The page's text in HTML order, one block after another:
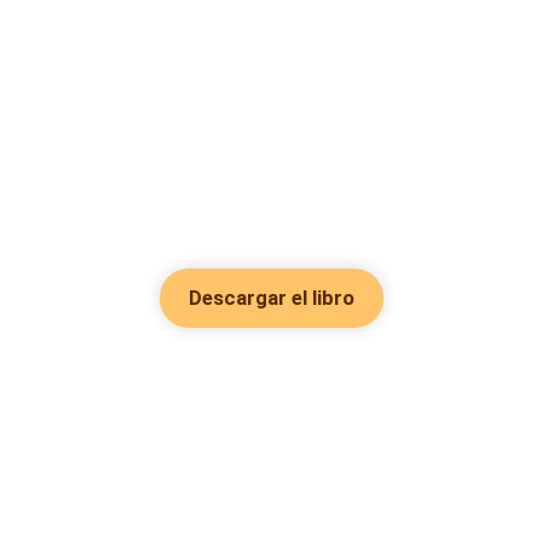
Descargar el libro